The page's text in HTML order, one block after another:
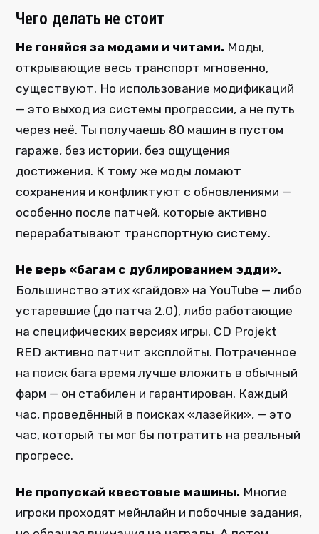
Чего делать не стоит
Не гоняйся за модами и читами. Моды,
открывающие весь транспорт мгновенно,
существуют. Но использование модификаций
— это выход из системы прогрессии, а не путь
через неё. Ты получаешь 80 машин в пустом
гараже, без истории, без ощущения
достижения. К тому же моды ломают
сохранения и конфликтуют с обновлениями —
особенно после патчей, которые активно
перерабатывают транспортную систему.
Не верь «багам с дублированием эдди».
Большинство этих «гайдов» на YouTube — либо
устаревшие (до патча 2.0), либо работающие
на специфических версиях игры. CD Projekt
RED активно патчит эксплойты. Потраченное
на поиск бага время лучше вложить в обычный
фарм — он стабилен и гарантирован. Каждый
час, проведённый в поисках «лазейки», — это
час, который ты мог бы потратить на реальный
прогресс.
Не пропускай квестовые машины. Многие
игроки проходят мейнлайн и побочные задания,